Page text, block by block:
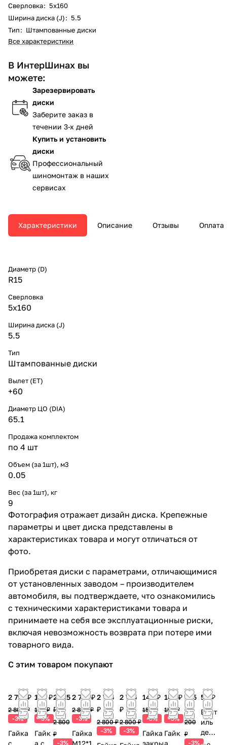
Сверловка: 5х160
Ширина диска (J): 5.5
Тип: Штампованные диски
Все характеристики
В ИнтерШинах вы
можете:
Зарезервировать
диски
Заберите заказ в
течении 3-х дней
Купить и установить
диски
Профессиональный
шиномонтаж в наших
сервисах
Характеристики Описание Отзывы Оплата
Диаметр (D)
R15
Сверловка
5х160
Ширина диска (J)
5.5
Тип
Штампованные диски
Вылет (ET)
+60
Диаметр ЦО (DIA)
65.1
Продажа комплектом
по 4 шт
Объем (за 1шт), м3
0.05
Вес (за 1шт), кг
9
Фотография отражает дизайн диска. Крепежные
параметры и цвет диска представлены в
характеристиках товара и могут отличаться от
фото.
Приобретая диски с параметрами, отличающимися
от установленных заводом – производителем
автомобиля, вы подтверждаете, что ознакомились
с техническими характеристиками товара и
принимаете на себя все эксплуатационные риски,
включая невозможность возврата при потере ими
товарного вида.
С этим товаром покупают
2 715 ₽
2 800 ₽
-3%
Гайка
с
145 ₽
150 ₽
-3%
Гайк
а с
2 715
₽
2 800
₽
-3%
2 715 ₽
2 800 ₽
-3%
Гайка
М12*1.
2 715
₽
2 800 ₽
-3%
2 715
₽
2 800 ₽
-3%
145 ₽
150 ₽
-3%
Гайка
закры
145 ₽
150 ₽
-3%
Гайк
а
195
₽
200
₽
-3%
50 ₽
Вент
иль
деко
рати